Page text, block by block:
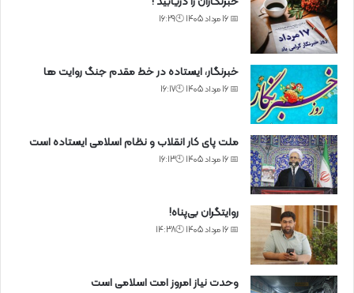
📅 16 مرداد 1405 🕙16:29
خبرنگار، ایستاده در خط مقدم جنگ روایت ها
📅 16 مرداد 1405 🕙16:17
ملت پای کار انقلاب و نظام اسلامی ایستاده است
📅 16 مرداد 1405 🕙16:13
روایتگران بی‌پناه!
📅 16 مرداد 1405 🕙14:38
وحدت نیاز امروز امت اسلامی است